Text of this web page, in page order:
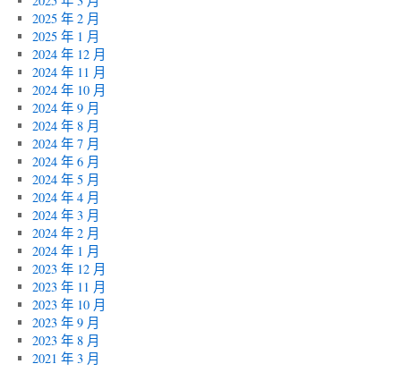
2025 年 2 月
2025 年 1 月
2024 年 12 月
2024 年 11 月
2024 年 10 月
2024 年 9 月
2024 年 8 月
2024 年 7 月
2024 年 6 月
2024 年 5 月
2024 年 4 月
2024 年 3 月
2024 年 2 月
2024 年 1 月
2023 年 12 月
2023 年 11 月
2023 年 10 月
2023 年 9 月
2023 年 8 月
2021 年 3 月